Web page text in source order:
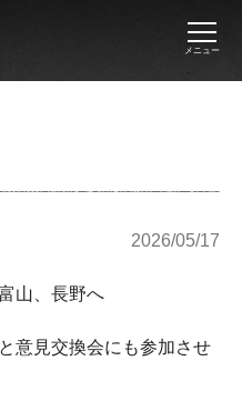
メニュー
2026/05/17
山、長野へ
意見交換会にも参加させ